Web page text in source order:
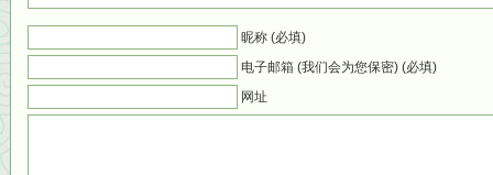
昵称 (必填)
电子邮箱 (我们会为您保密) (必填)
网址